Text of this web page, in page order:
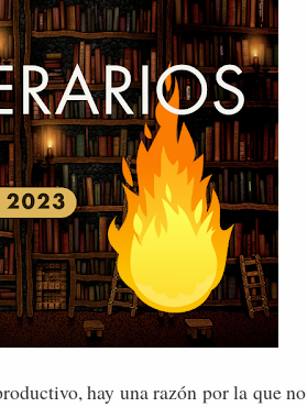
hay una razón por la que no